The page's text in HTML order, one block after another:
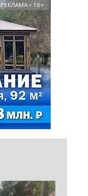
РЕКЛАМА • 18+